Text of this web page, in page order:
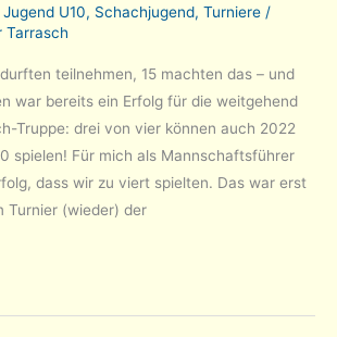
Jugend U10, Schachjugend, Turniere /
Tarrasch
teilnehmen, 15 machten das – und
war bereits ein Erfolg für die weitgehend
Truppe: drei von vier können auch 2022
spielen! Für mich als Mannschaftsführer
dass wir zu viert spielten. Das war erst
Turnier (wieder) der